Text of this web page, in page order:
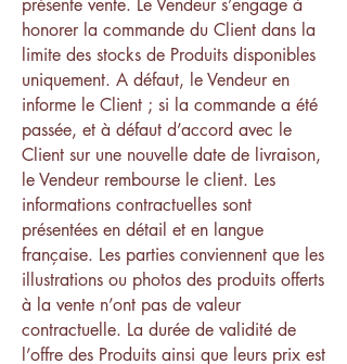
présente vente. Le Vendeur s’engage à
honorer la commande du Client dans la
limite des stocks de Produits disponibles
uniquement. A défaut, le Vendeur en
informe le Client ; si la commande a été
passée, et à défaut d’accord avec le
Client sur une nouvelle date de livraison,
le Vendeur rembourse le client. Les
informations contractuelles sont
présentées en détail et en langue
française. Les parties conviennent que les
illustrations ou photos des produits offerts
à la vente n’ont pas de valeur
contractuelle. La durée de validité de
l’offre des Produits ainsi que leurs prix est